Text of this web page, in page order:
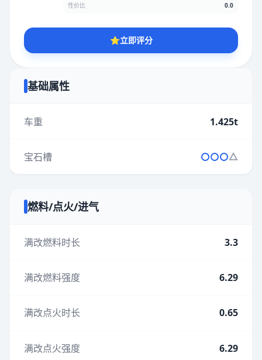
性价比 0.0
⭐立即评分
基础属性
车重 1.425t
宝石槽
燃料/点火/进气
满改燃料时长 3.3
满改燃料强度 6.29
满改点火时长 0.65
满改点火强度 6.29
性价比
★★★★★★★★★★